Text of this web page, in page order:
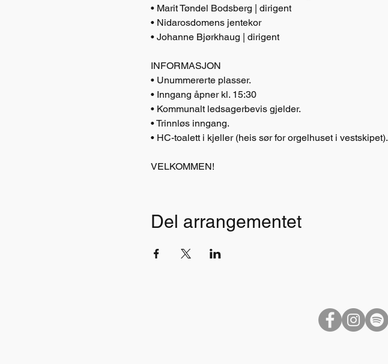
• Marit Tøndel Bodsberg | dirigent
• Nidarosdomens jentekor
• Johanne Bjørkhaug | dirigent
INFORMASJON
• Unummererte plasser.
• Inngang åpner kl. 15:30
• Kommunalt ledsagerbevis gjelder.
• Trinnløs inngang.
• HC-toalett i kjeller (heis sør for orgelhuset i vestskipet).
VELKOMMEN!
Del arrangementet